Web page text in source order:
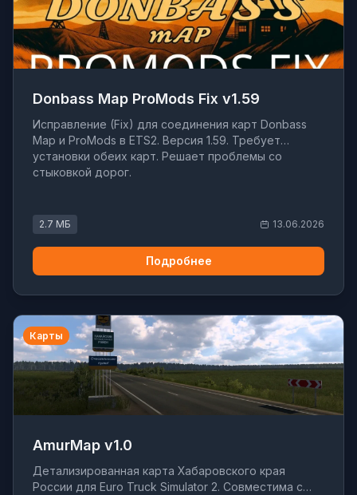
Donbass Map ProMods Fix v1.59
Исправление (Fix) для соединения карт Donbass
Map и ProMods в ETS2. Версия 1.59. Требует
установки обеих карт. Решает проблемы со
стыковкой дорог.
2.7 МБ 13.06.2026
Подробнее
Карты
AmurMap v1.0
Детализированная карта Хабаровского края
России для Euro Truck Simulator 2. Совместима с